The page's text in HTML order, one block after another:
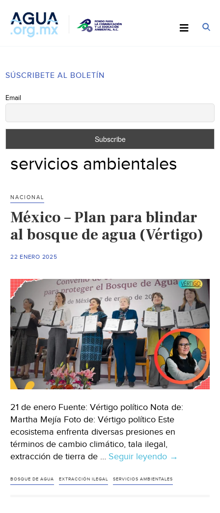
SÚSCRIBETE AL BOLETÍN
Email
servicios ambientales
NACIONAL
México – Plan para blindar
al bosque de agua (Vértigo)
22 ENERO 2025
21 de enero Fuente: Vértigo político Nota de:
Martha Mejía Foto de: Vértigo político Este
ecosistema enfrenta diversas presiones en
términos de cambio climático, tala ilegal,
extracción de tierra de … Seguir leyendo México
Plan
→
BOSQUE DE AGUA EXTRACCIÓN ILEGAL SERVICIOS AMBIENTALES